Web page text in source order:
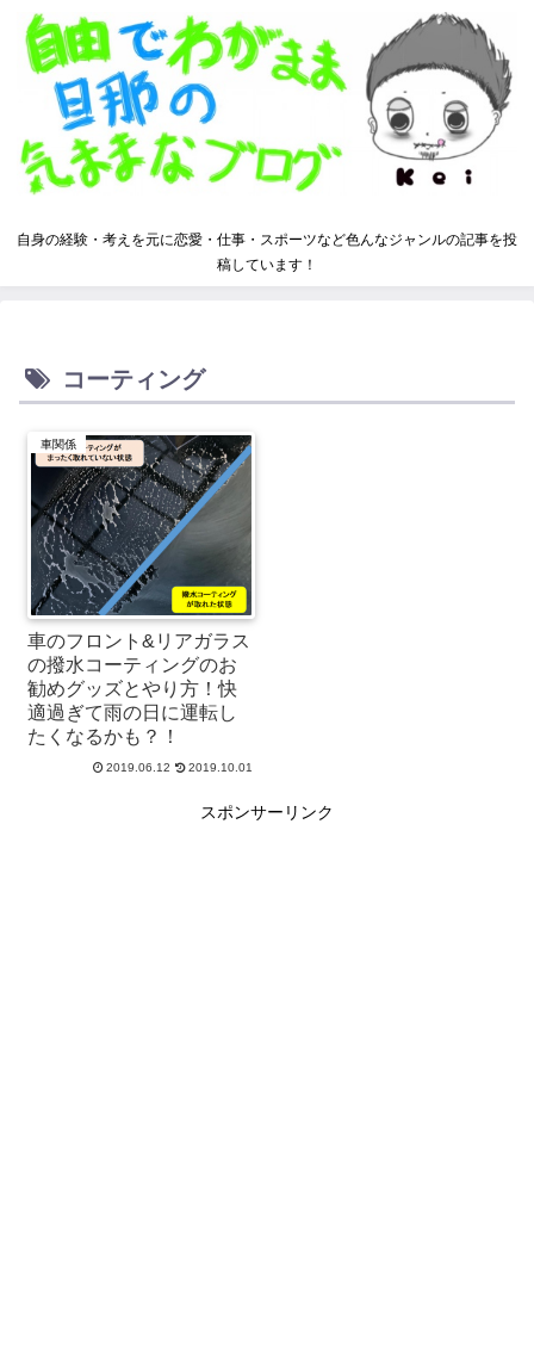
自身の経験・考えを元に恋愛・仕事・スポーツなど色んなジャンルの記事を投
稿しています！
コーティング
車関係
車のフロント&リアガラス
の撥水コーティングのお
勧めグッズとやり方！快
適過ぎて雨の日に運転し
たくなるかも？！
2019.06.12 2019.10.01
スポンサーリンク